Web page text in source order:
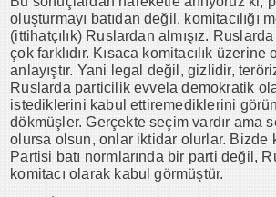
oluşturmayı batıdan değil, komitacılığı
(ittihatçılık) Ruslardan almışız.
çok farklıdır. Kısaca komitacılık
anlayıştır. Yani legal değil, gizlidir,
Ruslarda particilik evvela demokratik
istediklerini kabul ettiremediklerini
dökmüşler. Gerçekte seçim vardır ama
olursa olsun, onlar iktidar olurlar. Bizde
Partisi batı normlarında bir parti değil,
komitacı olarak kabul görmüştür.